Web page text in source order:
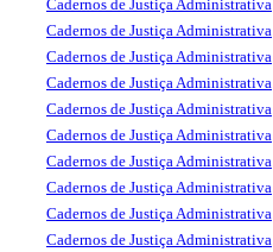
Cadernos de Justiça Administrativa
Cadernos de Justiça Administrativa
Cadernos de Justiça Administrativa
Cadernos de Justiça Administrativa
Cadernos de Justiça Administrativa
Cadernos de Justiça Administrativa
Cadernos de Justiça Administrativa
Cadernos de Justiça Administrativa
Cadernos de Justiça Administrativa
Cadernos de Justiça Administrativa